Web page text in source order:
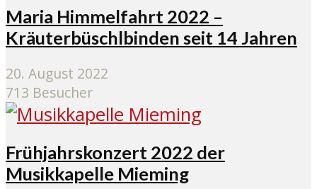
Maria Himmelfahrt 2022 –
Kräuterbüschlbinden seit 14 Jahren
20. August 2022
713 Besucher
Frühjahrskonzert 2022 der
Musikkapelle Mieming